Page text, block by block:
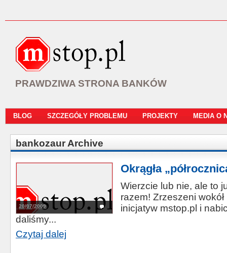
PRAWDZIWA STRONA BANKÓW
BLOG SZCZEGÓŁY PROBLEMU PROJEKTY MEDIA O
bankozaur Archive
20/07/2009
Okrągła
Wierzcie lub nie, ale to
razem! Zrzeszeni
inicjatyw mstop.pl i
daliśmy...
Czytaj dalej